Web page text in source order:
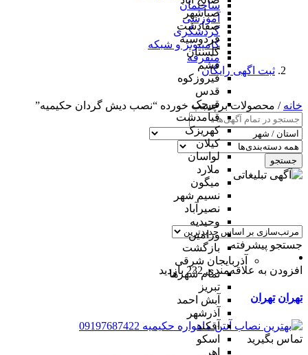
صباشهر
صفادشت
فردوسیه
گلستان
فشم
فیروزکوه
قدس
قرچک
قیامدشت
کهریزک
کیلان
لواسان
ملارد
میگون
نسیم شهر
نصیرآباد
وحیدیه
ورامین
بازگشت
آذربایجان شرقی
تمام شهر‌ها
تبریز
آبش احمد
آذرشهر
آقکند
اسکو
اهر
ساختمان
آموزشی
گردشگری
کامپیوتر و شبکه
متفرقه
ثبت اگهی رایگان
خانه / محصولات برچسب خورده “نصب دیش گردان حکیمیه”
جستجو
جستجو پیشرفته
افزودن به علاقه‌مندی 232 بازدید
تهران تهران
تماس بگیرید